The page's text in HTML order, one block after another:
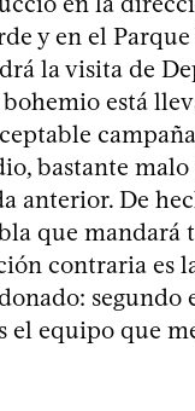
y en el
la visita de
está
bastante
anterior. De
que mandará
contraria es
segundo
el equipo que